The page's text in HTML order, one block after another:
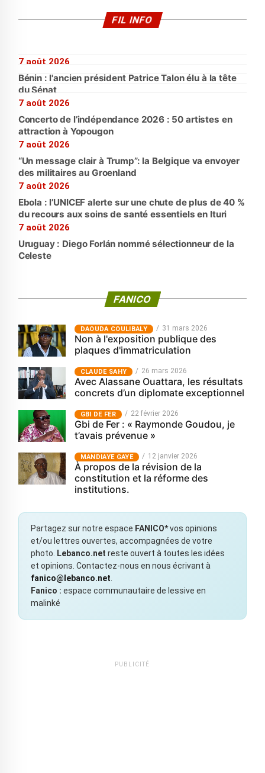
FIL INFO
7 août 2026
Bénin : l'ancien président Patrice Talon élu à la tête
du Sénat
7 août 2026
Concerto de l’indépendance 2026 : 50 artistes en
attraction à Yopougon
7 août 2026
“Un message clair à Trump”: la Belgique va envoyer
des militaires au Groenland
7 août 2026
Ebola : l’UNICEF alerte sur une chute de plus de 40 %
du recours aux soins de santé essentiels en Ituri
7 août 2026
Uruguay : Diego Forlán nommé sélectionneur de la
Celeste
FANICO
‎DAOUDA COULIBALY 31 mars 2026
Non à l'exposition publique des
plaques d'immatriculation
CLAUDE SAHY 26 mars 2026
Avec Alassane Ouattara, les résultats
concrets d’un diplomate exceptionnel
GBI DE FER 22 février 2026
Gbi de Fer : « Raymonde Goudou, je
t’avais prévenue »
MANDIAYE GAYE 12 janvier 2026
À propos de la révision de la
constitution et la réforme des
institutions.
Partagez sur notre espace FANICO*vos opinions
et/ou lettres ouvertes, accompagnées de votre
photo.
Lebanco.net reste ouvert à toutes les idées
et opinions. Contactez-nous en nous écrivant à
fanico@lebanco.net
Fanico : espace communautaire de lessive en
malinké
PUBLICITÉ